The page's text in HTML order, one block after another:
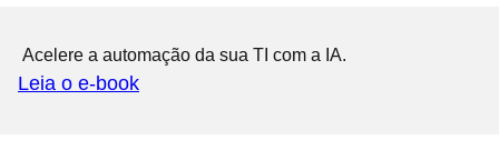
Acelere a automação da sua TI com a IA.
Leia o e-book